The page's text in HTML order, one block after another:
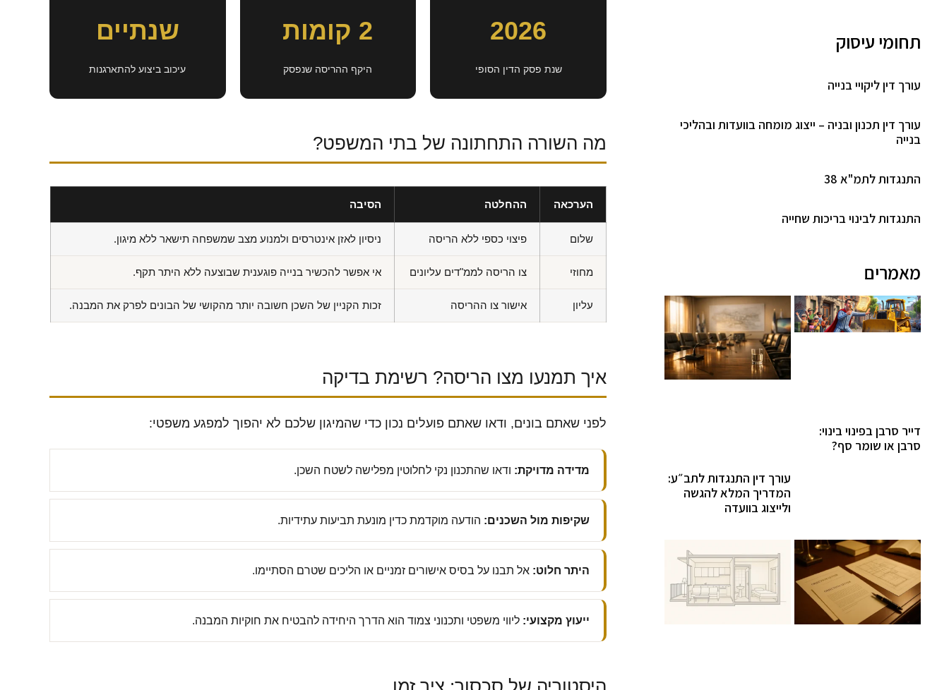
תחומי עיסוק
עורך דין ליקויי בנייה
עורך דין תכנון ובניה – ייצוג מומחה בוועדות ובהליכי
בנייה
התנגדות לתמ"א 38
התנגדות לבינוי בריכות שחייה
מאמרים
דייר סרבן בפינוי בינוי:
סרבן או שומר סף?
עורך דין התנגדות לתב״ע:
המדריך המלא להגשה
ולייצוג בוועדה
2026
שנת פסק הדין הסופי
2 קומות
היקף ההריסה שנפסק
שנתיים
עיכוב ביצוע להתארגנות
מה השורה התחתונה של בתי המשפט?
הערכאה ההחלטה הסיבה
שלום פיצוי כספי ללא הריסה ניסיון לאזן אינטרסים ולמנוע מצב שמשפחה תישאר ללא מיגון.
מחוזי צו הריסה לממ"דים עליונים אי אפשר להכשיר בנייה פוגענית שבוצעה ללא היתר תקף.
עליון אישור צו ההריסה זכות הקניין של השכן חשובה יותר מהקושי של הבונים לפרק את המבנה.
איך תמנעו מצו הריסה? רשימת בדיקה
לפני שאתם בונים, ודאו שאתם פועלים נכון כדי שהמיגון שלכם לא יהפוך למפגע משפטי:
מדידה מדויקת: ודאו שהתכנון נקי לחלוטין מפלישה לשטח השכן.
שקיפות מול השכנים: הודעה מוקדמת כדין מונעת תביעות עתידיות.
היתר חלוט: אל תבנו על בסיס אישורים זמניים או הליכים שטרם הסתיימו.
ייעוץ מקצועי: ליווי משפטי ותכנוני צמוד הוא הדרך היחידה להבטיח את חוקיות המבנה.